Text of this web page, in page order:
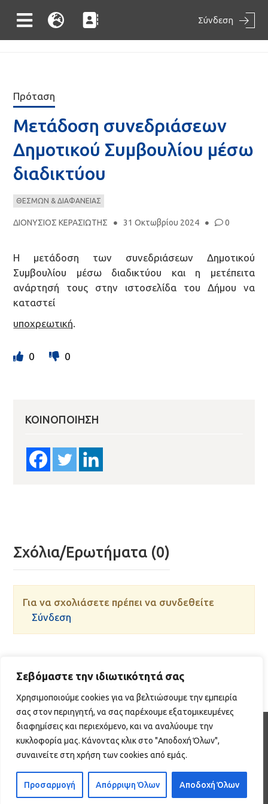
Σεβόμαστε την ιδιωτικότητά σας
Χρησιμοποιούμε cookies για να βελτιώσουμε την εμπειρία
σας στον περιηγητή, να σας παρέχουμε εξατομικευμένες
διαφημίσεις και περιεχόμενο, και να αναλύουμε την
κυκλοφορία μας. Κάνοντας κλικ στο "Αποδοχή Όλων",
συναινείτε στη χρήση των cookies από εμάς.
Προσαρμογή Απόρριψη Όλων Αποδοχή Όλων
Σύνδεση
Πρόταση
Μετάδοση συνεδριάσεων
Δημοτικού Συμβουλίου μέσω
διαδικτύου
ΘΕΣΜΩΝ & ΔΙΑΦΑΝΕΙΑΣ
ΔΙΟΝΥΣΙΟΣ ΚΕΡΑΣΙΩΤΗΣ 31 Οκτωβρίου 2024 0
Η μετάδοση των συνεδριάσεων Δημοτικού
Συμβουλίου μέσω διαδικτύου και η μετέπειτα
ανάρτησή τους στην ιστοσελίδα του Δήμου να
καταστεί
υποχρεωτική.
0 0
ΚΟΙΝΟΠΟΊΗΣΗ
Σχόλια/Ερωτήματα (0)
Για να σχολιάσετε πρέπει να συνδεθείτε
Σύνδεση
WEB DEVELOPMENT BY EGRITOS GROUP
|
Πολιτική Προστασίας Δεδομένων
|
Πολιτική Cookies